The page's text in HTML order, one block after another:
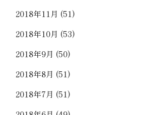
2018年11月 (51)
2018年10月 (53)
2018年9月 (50)
2018年8月 (51)
2018年7月 (51)